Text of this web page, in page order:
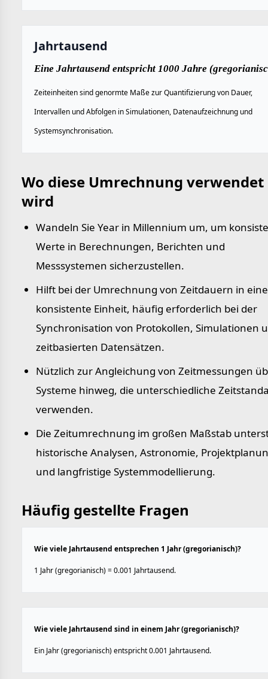
Jahrtausend
Eine Jahrtausend entspricht 1000 Jahre
Zeiteinheiten sind genormte Maße zur Quantifizierung von Dauer,
Intervallen und Abfolgen in Simulationen, Datenaufzeichnung und
Systemsynchronisation.
Wo diese Umrechnung verwendet
wird
Wandeln Sie Year in Millennium um, um
Werte in Berechnungen, Berichten und
Messsystemen sicherzustellen.
Hilft bei der Umrechnung von Zeitdauern in eine
konsistente Einheit, häufig erforderlich bei der
Synchronisation von Protokollen, Simulationen
zeitbasierten Datensätzen.
Nützlich zur Angleichung von Zeitmessungen
Systeme hinweg, die unterschiedliche
verwenden.
Die Zeitumrechnung im großen Maßstab
historische Analysen, Astronomie,
und langfristige Systemmodellierung.
Häufig gestellte Fragen
Wie viele Jahrtausend entsprechen 1 Jahr (gregorianisch)?
1 Jahr (gregorianisch) = 0.001 Jahrtausend.
Wie viele Jahrtausend sind in einem Jahr (gregorianisch)?
Ein Jahr (gregorianisch) entspricht 0.001 Jahrtausend.